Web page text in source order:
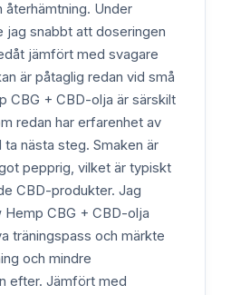
Under
jag snabbt att doseringen
jämfört med svagare
är påtaglig redan vid små
CBG + CBD-olja är särskilt
redan har erfarenhet av
nästa steg. Smaken är
pepprig, vilket är typiskt
CBD-produkter. Jag
Hemp CBG + CBD-olja
träningspass och märkte
och mindre
efter. Jämfört med